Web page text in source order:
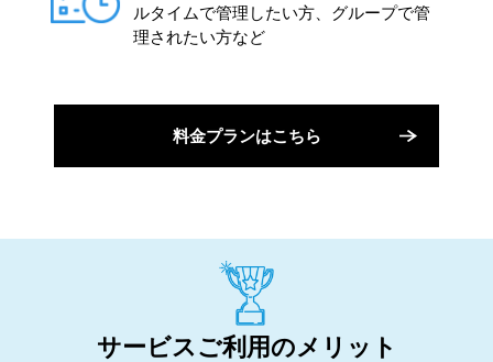
ルタイムで管理したい方、グループで管
理されたい方など
料金プランはこちら
サービスご利用のメリット